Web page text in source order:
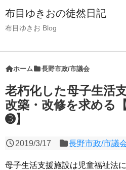
布目ゆきおの徒然日記
布目ゆきお Blog
ホーム 長野市政/市議会
老朽化した母子生活
改築・改修を求める
➌】
2019/3/17 長野市政/市議
母子生活支援施設は児童福祉法